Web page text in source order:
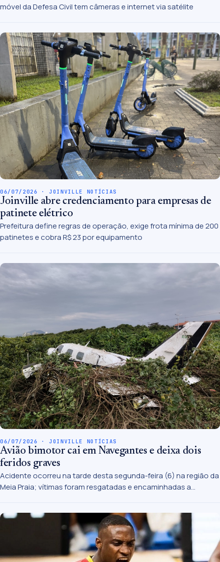
móvel da Defesa Civil tem câmeras e internet via satélite
06/07/2026 · JOINVILLE NOTÍCIAS
Joinville abre credenciamento para empresas de
patinete elétrico
Prefeitura define regras de operação, exige frota mínima de 200
patinetes e cobra R$ 23 por equipamento
06/07/2026 · JOINVILLE NOTÍCIAS
Avião bimotor cai em Navegantes e deixa dois
feridos graves
Acidente ocorreu na tarde desta segunda-feira (6) na região da
Meia Praia; vítimas foram resgatadas e encaminhadas a